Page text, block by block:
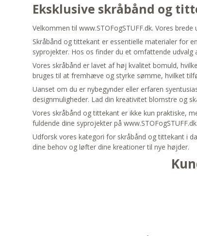
Eksklusive skråbånd og
Velkommen til www.STOFogSTUFF.dk. Vores
Skråbånd og tittekant er essentielle materialer for
syprojekter. Hos os finder du et omfattende
Vores skråbånd er lavet af høj kvalitet bomuld,
bruges til at fremhæve og styrke sømme, hvilket
Uanset om du er nybegynder eller erfaren
designmuligheder. Lad din kreativitet blomstre og
Vores skråbånd og tittekant er ikke kun praktiske,
fuldende dine syprojekter på www.STOFogSTUFF.dk.
Udforsk vores kategori for skråbånd og tittekant i
dine behov og løfter dine kreationer til nye højder.